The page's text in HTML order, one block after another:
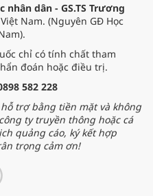
nhân dân - GS.TS Trương
Nam. (Nguyên GĐ Học
chỉ có tính chất tham
đoán hoặc điều trị.
582 228
trợ bằng tiền mặt và không
ty truyền thông hoặc cá
quảng cáo, ký kết hợp
trọng cảm ơn!